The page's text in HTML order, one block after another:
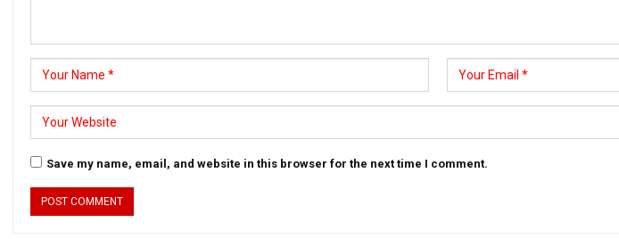
Save my name, email, and website in this browser for the next time I comment.